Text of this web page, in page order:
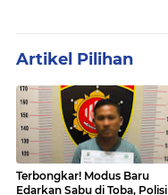
Artikel Pilihan
Terbongkar! Modus Baru
Edarkan Sabu di Toba, Polisi